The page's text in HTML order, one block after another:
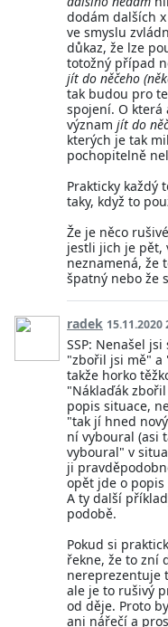
dodám dalších
ve smyslu
důkaz, že lze
totožný případ
jít do něčeho
tak budou pro
spojení. O která
význam jít do
kterých je tak
pochopitelně
Prakticky každý
taky, když to
Že je něco
jestli jich je pět,
neznamená, že
špatný nebo že
radek 15.11.2020
SSP: Nenašel
"zbořil jsi mě" a
takže horko
"Náklaďák
popis situace,
"tak jí hned
ní vyboural (asi
vyboural" v
ji
opět jde o
A ty další
podobě.
Pokud si
řekne, že to zní
nereprezentuje
ale je to rušivý
od děje. Proto
ani nářečí a